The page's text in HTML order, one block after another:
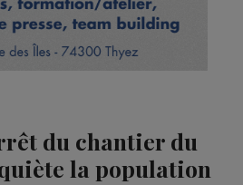
du chantier du
la population